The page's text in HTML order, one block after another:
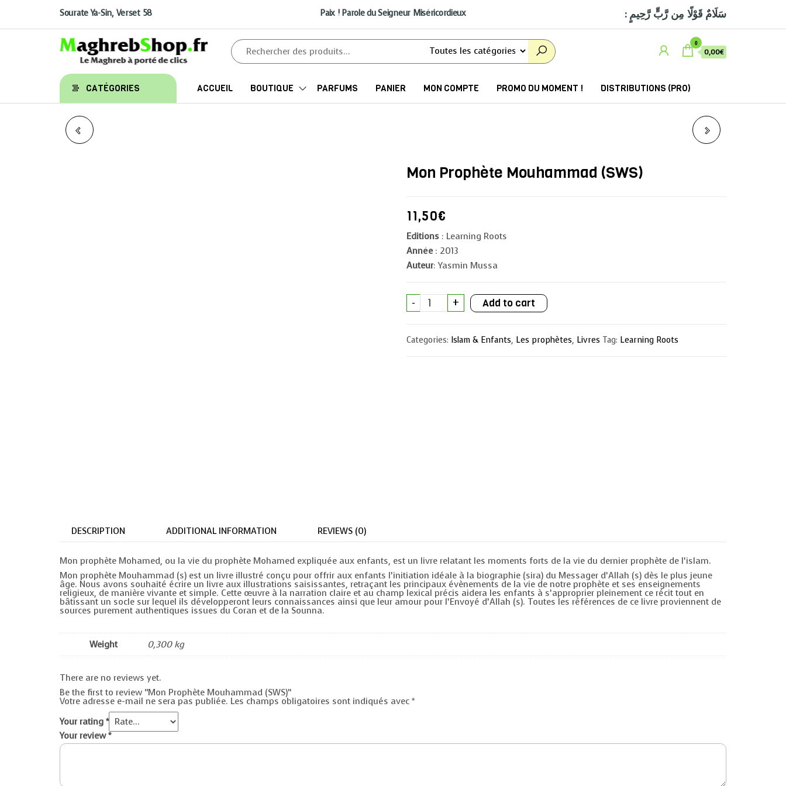
Sourate Ya-Sin, Verset 58 Paix ! Parole du Seigneur Miséricordieux : سَلَامٌ قَوْلًا مِن رَّبٍّ رَّحِيمٍ
Maghrebshop
Le
Maghreb
à porter
de clics
0
0,00€
CATÉGORIES ACCUEIL BOUTIQUE PARFUMS PANIER MON COMPTE PROMO DU MOMENT ! DISTRIBUTIONS (PRO)
Mon Prophète Mouhammad (SWS)
11,50€
Editions: Learning Roots
Année : 2013
Auteur: Yasmin Mussa
- Mon
Prophète
Mouhammad
+ Add to cart
Categories: Islam & Enfants, Les prophètes, Livres Tag: Learning Roots
DESCRIPTION ADDITIONAL INFORMATION REVIEWS (0)
Mon prophète Mohamed, ou la vie du prophète Mohamed expliquée aux enfants, est un livre relatant les moments forts de la vie du dernier prophète de l’islam.
Mon prophète Mouhammad (s) est un livre illustré conçu pour offrir aux enfants l’initiation idéale à la biographie (sira) du Messager d’Allah (s) dès le plus jeune
âge. Nous avons souhaité écrire un livre aux illustrations saisissantes, retraçant les principaux évènements de la vie de notre prophète et ses enseignements
religieux, de manière vivante et simple. Cette œuvre à la narration claire et au champ lexical précis aidera les enfants à s’approprier pleinement ce récit tout en
bâtissant un socle sur lequel ils développeront leurs connaissances ainsi que leur amour pour l’Envoyé d’Allah (s). Toutes les références de ce livre proviennent de
sources purement authentiques issues du Coran et de la Sounna.
Weight 0,300 kg
There are no reviews yet.
Be the first to review “Mon Prophète Mouhammad (SWS)”
Votre adresse e-mail ne sera pas publiée. Les champs obligatoires sont indiqués avec *
Your rating *
Your review*